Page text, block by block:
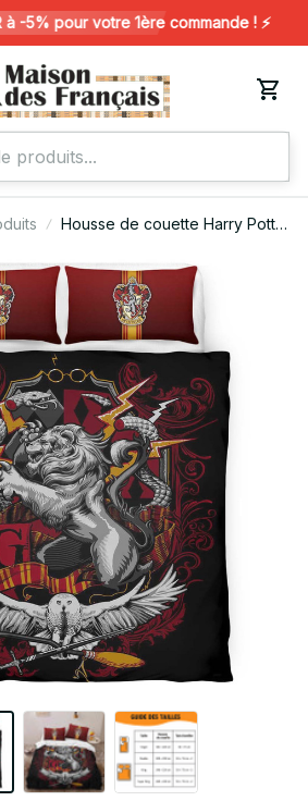
-5% pour votre 1ère commande ! ⚡️
Housse de couette Harry Potter